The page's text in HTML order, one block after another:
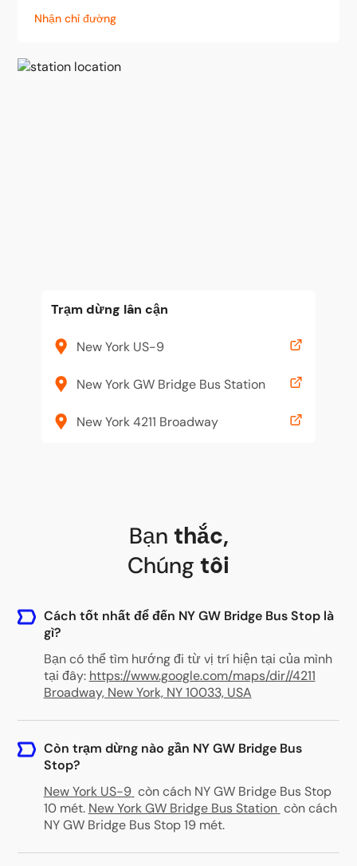
Nhận chỉ đường
Trạm dừng lân cận
New York US-9
New York GW Bridge Bus Station
New York 4211 Broadway
Bạn thắc,
Chúng tôi
Cách tốt nhất để đến NY GW Bridge Bus Stop là
gì?
Bạn có thể tìm hướng đi từ vị trí hiện tại của mình
tại đây: https://www.google.com/maps/dir//4211
Broadway, New York, NY 10033, USA
Còn trạm dừng nào gần NY GW Bridge Bus
Stop?
New York US-9 còn cách NY GW Bridge Bus Stop
10 mét. New York GW Bridge Bus Station còn cách
NY GW Bridge Bus Stop 19 mét.